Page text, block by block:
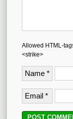
Allowed HTML-
<strike>
Name *
Email *